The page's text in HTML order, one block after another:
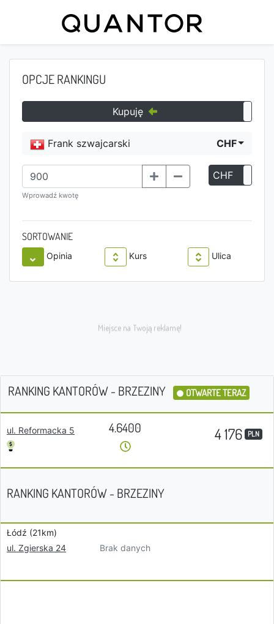
OPCJE RANKINGU
Kupuję
Frank szwajcarski CHF
Wprowadź kwotę
CHF
SORTOWANIE
Opinia Kurs Ulica
RANKING KANTORÓW - BRZEZINY OTWARTE TERAZ
ul. Reformacka 5 4.6400 4 176 PLN
RANKING KANTORÓW - BRZEZINY
Łódź (21km)
ul. Zgierska 24
Brak danych